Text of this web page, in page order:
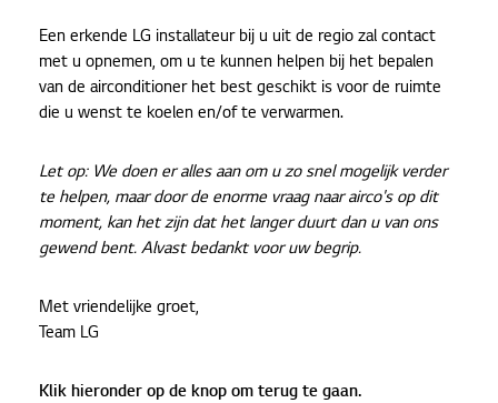
CONTACT
Een erkende LG installateur bij u uit de regio zal contact
met u opnemen, om u te kunnen helpen bij het bepalen
van de airconditioner het best geschikt is voor de ruimte
die u wenst te koelen en/of te verwarmen.
Let op: We doen er alles aan om u zo snel mogelijk verder
te helpen, maar door de enorme vraag naar airco's op dit
moment, kan het zijn dat het langer duurt dan u van ons
gewend bent. Alvast bedankt voor uw begrip.
Met vriendelijke groet,
Team LG
Klik hieronder op de knop om terug te gaan.